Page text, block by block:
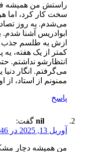
راستش من همیشه
سخت کار کرد، اما
می‌شدم. یه روز
ابوادریس آشنا
ازش یه طلسم جذب
کمتر از یک هفته، یه
انتظارشو نداشتم.
می‌گرفتم. انگار
ممنونم از استاد،
پاسخ
nil گفت:
آوریل 13, 2025 در 2:46 ب.ظ
من همیشه دچار